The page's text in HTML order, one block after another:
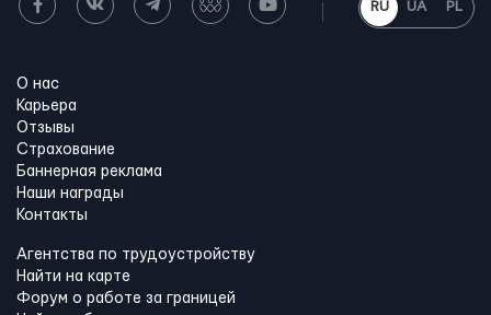
RU UA PL
О нас
Карьера
Отзывы
Страхование
Баннерная реклама
Наши награды
Контакты
Агентства по трудоустройству
Найти на карте
Форум о работе за границей